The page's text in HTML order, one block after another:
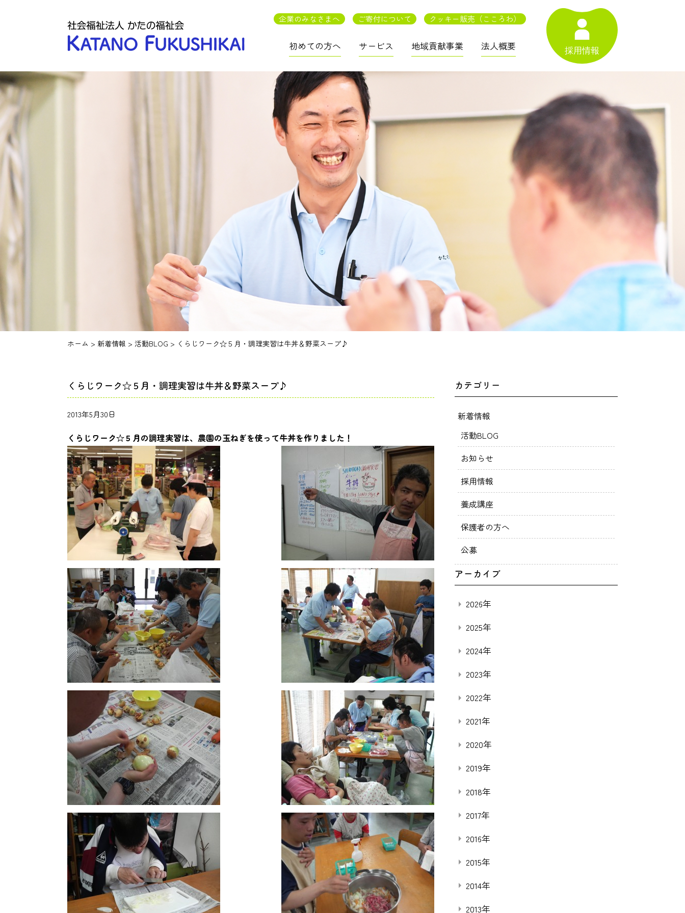
企業のみなさまへ ご寄付について クッキー販売（こころわ）
初めての方へ サービス 地域貢献事業 法人概要
ホーム > 新着情報 > 活動BLOG > くらじワーク☆５月・調理実習は牛丼＆野菜スープ♪
くらじワーク☆５月・調理実習は牛丼＆野菜スープ♪
2013年5月30日
くらじワーク☆５月の調理実習は、農園の玉ねぎを使って牛丼を作りました！
カテゴリー
新着情報
活動BLOG
お知らせ
採用情報
養成講座
保護者の方へ
公募
アーカイブ
2026年
2025年
2024年
2023年
2022年
2021年
2020年
2019年
2018年
2017年
2016年
2015年
2014年
2013年